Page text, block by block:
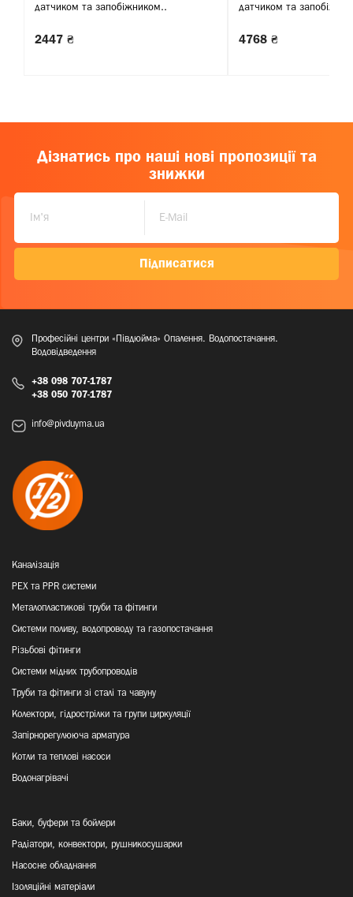
датчиком та запобіжником..
2447 ₴
датчиком та
4768 ₴
Дізнатись про наші нові пропозиції та
знижки
Підписатися
Професійні центри «Півдюйма» Опалення. Водопостачання.
Водовідведення
+38 098 707-1787
+38 050 707-1787
info@pivduyma.ua
Каналізація
PEX та PPR системи
Металопластикові труби та фітинги
Системи поливу, водопроводу та газопостачання
Різьбові фітинги
Системи мідних трубопроводів
Труби та фітинги зі сталі та чавуну
Колектори, гідрострілки та групи циркуляції
Запірнорегулююча арматура
Котли та теплові насоси
Водонагрівачі
Баки, буфери та бойлери
Радіатори, конвектори, рушникосушарки
Насосне обладнання
Ізоляційні матеріали